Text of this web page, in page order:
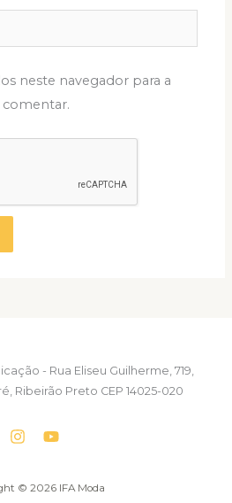
neste navegador para a
comentar.
- Rua Eliseu Guilherme, 719,
Ribeirão Preto CEP 14025-020
© 2026 IFA Moda